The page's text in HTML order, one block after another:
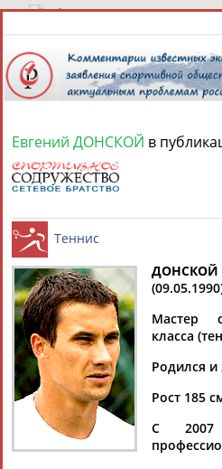
8
Найдено: 13181
Аслаудин
АБАЕВ
Елена
АБАИМОВА
Дмитрий
АБАРЕНОВ
Тамилла
АБАСОВА
Евгений ДОНСКОЙ в
Теннис
Мастер
класса
Родился и
Рост 185
С 2007